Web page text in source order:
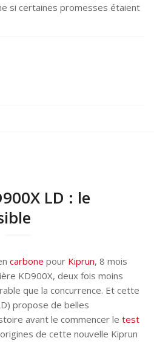
si certaines promesses étaient
LD : le
carbone pour Kiprun, 8 mois
KD900X, deux fois moins
que la concurrence. Et cette
propose de belles
avant le commencer le test
de cette nouvelle Kiprun